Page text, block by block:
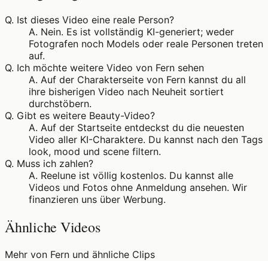
Q. Ist dieses Video eine reale Person?
A. Nein. Es ist vollständig KI-generiert; weder
Fotografen noch Models oder reale Personen treten
auf.
Q. Ich möchte weitere Video von Fern sehen
A. Auf der Charakterseite von Fern kannst du all
ihre bisherigen Video nach Neuheit sortiert
durchstöbern.
Q. Gibt es weitere Beauty-Video?
A. Auf der Startseite entdeckst du die neuesten
Video aller KI-Charaktere. Du kannst nach den Tags
look, mood und scene filtern.
Q. Muss ich zahlen?
A. Reelune ist völlig kostenlos. Du kannst alle
Videos und Fotos ohne Anmeldung ansehen. Wir
finanzieren uns über Werbung.
Ähnliche Videos
Mehr von Fern und ähnliche Clips